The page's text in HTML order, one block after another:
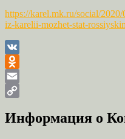
https://karel.mk.ru/social/
iz-karelii-mozhet-stat-
VK
Odnoklassniki
Email
Link
Информация о